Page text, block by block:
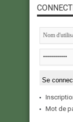
Mot de